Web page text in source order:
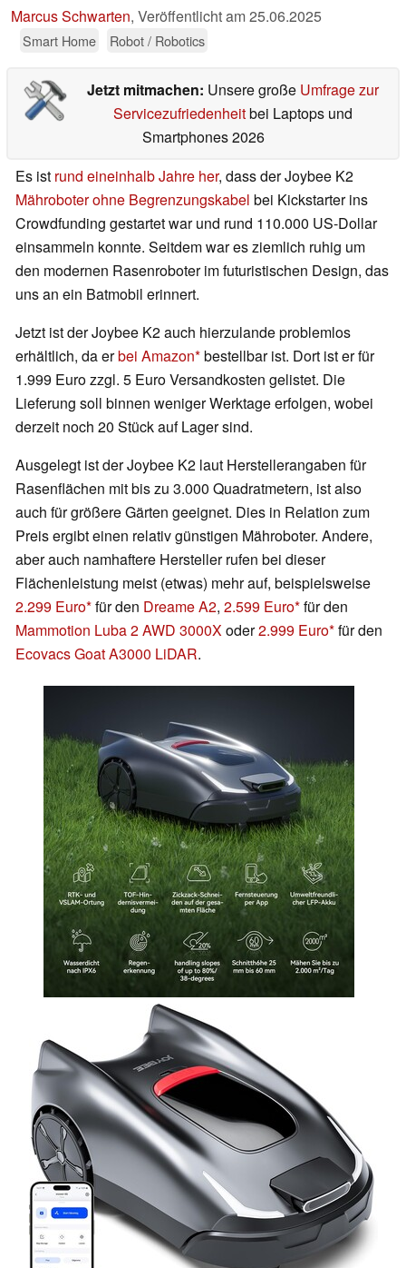
Marcus Schwarten, Veröffentlicht am25.06.2025
Smart Home Robot / Robotics
Jetzt mitmachen: Unsere große Umfrage zur
Servicezufriedenheitbei Laptops und
Smartphones 2026
Es ist rund eineinhalb Jahre her, dass der Joybee K2
Mähroboter ohne Begrenzungskabel bei Kickstarter ins
Crowdfunding gestartet war und rund 110.000 US-Dollar
einsammeln konnte. Seitdem war es ziemlich ruhig um
den modernen Rasenroboter im futuristischen Design, das
uns an ein Batmobil erinnert.
Jetzt ist der Joybee K2 auch hierzulande problemlos
erhältlich, da erbei Amazon bestellbar ist. Dort ist er für
1.999 Euro zzgl. 5 Euro Versandkosten gelistet. Die
Lieferung soll binnen weniger Werktage erfolgen, wobei
derzeit noch 20 Stück auf Lager sind.
Ausgelegt ist der Joybee K2 laut Herstellerangaben für
Rasenflächen mit bis zu 3.000 Quadratmetern, ist also
auch für größere Gärten geeignet. Dies in Relation zum
Preis ergibt einen relativ günstigen Mähroboter. Andere,
aber auch namhaftere Hersteller rufen bei dieser
Flächenleistung meist (etwas) mehr auf, beispielsweise
2.299 Euro für den Dreame A2, 2.599 Euro für den
Mammotion Luba 2 AWD 3000Xoder2.999 Euro für den
Ecovacs Goat A3000 LiDAR.